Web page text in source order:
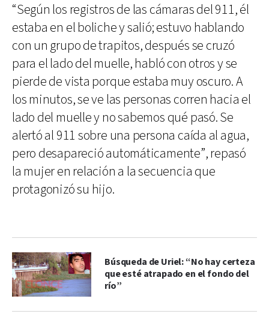
“Según los registros de las cámaras del 911, él
estaba en el boliche y salió; estuvo hablando
con un grupo de trapitos, después se cruzó
para el lado del muelle, habló con otros y se
pierde de vista porque estaba muy oscuro. A
los minutos, se ve las personas corren hacia el
lado del muelle y no sabemos qué pasó. Se
alertó al 911 sobre una persona caída al agua,
pero desapareció automáticamente”, repasó
la mujer en relación a la secuencia que
protagonizó su hijo.
Búsqueda de Uriel: “No hay certeza
que esté atrapado en el fondo del
río”